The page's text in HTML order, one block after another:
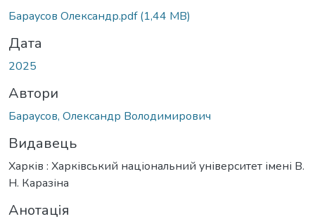
Бараусов Олександр.pdf(1,44 MB)
Дата
2025
Автори
Бараусов, Олександр Володимирович
Видавець
Харків : Харківський національний університет імені В.
Н. Каразіна
Анотація